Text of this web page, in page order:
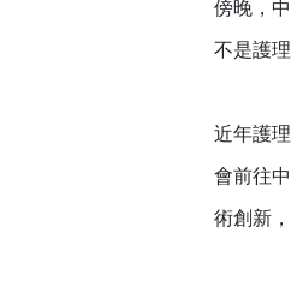
傍晚，
不是護
近年護
會前往
術創新